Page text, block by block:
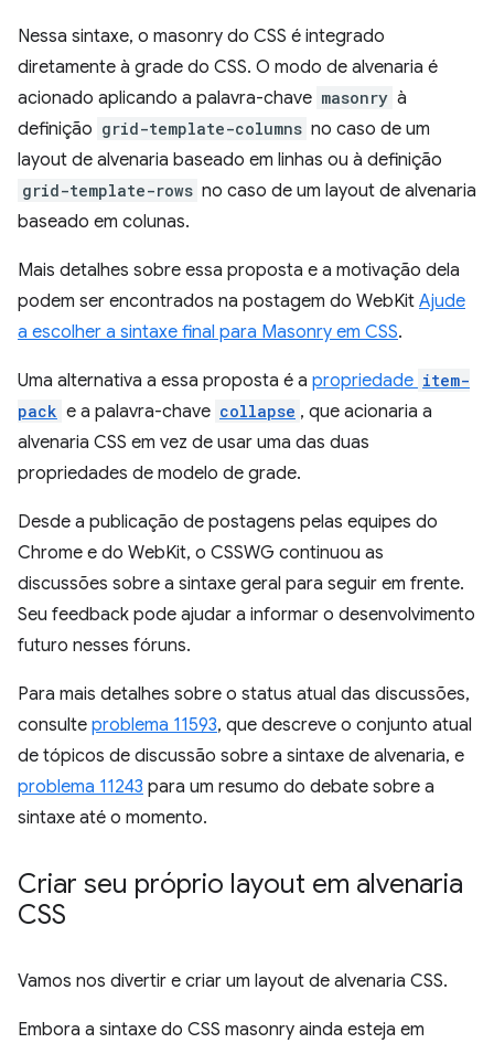
Nessa sintaxe, o masonry do CSS é integrado
diretamente à grade do CSS. O modo de alvenaria é
acionado aplicando a palavra-chave masonry à
definição grid-template-columns no caso de um
layout de alvenaria baseado em linhas ou à definição
grid-template-rows no caso de um layout de alvenaria
baseado em colunas.
Mais detalhes sobre essa proposta e a motivação dela
podem ser encontrados na postagem do WebKit Ajude
a escolher a sintaxe final para Masonry em CSS.
Uma alternativa a essa proposta é a propriedade item-
pack e a palavra-chave collapse , que acionaria a
alvenaria CSS em vez de usar uma das duas
propriedades de modelo de grade.
Desde a publicação de postagens pelas equipes do
Chrome e do WebKit, o CSSWG continuou as
discussões sobre a sintaxe geral para seguir em frente.
Seu feedback pode ajudar a informar o desenvolvimento
futuro nesses fóruns.
Para mais detalhes sobre o status atual das discussões,
consulte problema 11593, que descreve o conjunto atual
de tópicos de discussão sobre a sintaxe de alvenaria, e
problema 11243 para um resumo do debate sobre a
sintaxe até o momento.
Criar seu próprio layout em alvenaria
CSS
Vamos nos divertir e criar um layout de alvenaria CSS.
Embora a sintaxe do CSS masonry ainda esteja em